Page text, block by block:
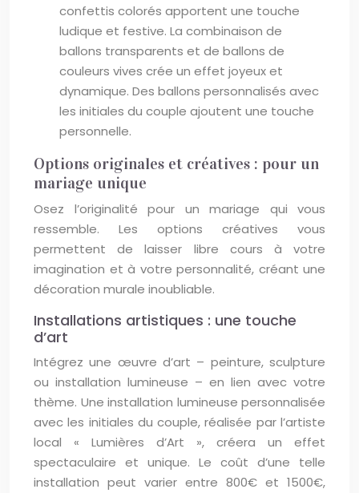
confettis colorés apportent une touche
ludique et festive. La combinaison de
ballons transparents et de ballons de
couleurs vives crée un effet joyeux et
dynamique. Des ballons personnalisés avec
les initiales du couple ajoutent une touche
personnelle.
Options originales et créatives : pour un
mariage unique
Osez l’originalité pour un mariage qui vous
ressemble. Les options créatives vous
permettent de laisser libre cours à votre
imagination et à votre personnalité, créant une
décoration murale inoubliable.
Installations artistiques : une touche
d’art
Intégrez une œuvre d’art – peinture, sculpture
ou installation lumineuse – en lien avec votre
thème. Une installation lumineuse personnalisée
avec les initiales du couple, réalisée par l’artiste
local « Lumières d’Art », créera un effet
spectaculaire et unique. Le coût d’une telle
installation peut varier entre 800€ et 1500€,